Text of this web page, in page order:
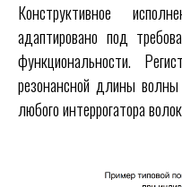
Конструктивное
адаптировано под
функциональности.
резонансной длины
любого интеррогатора